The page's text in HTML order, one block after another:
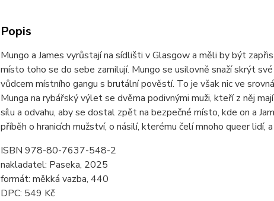
Popis
Mungo a James vyrůstají na sídlišti v Glasgow a měli by být
místo toho se do sebe zamilují. Mungo se usilovně snaží skrýt
vůdcem místního gangu s brutální pověstí. To je však nic ve
Munga na rybářský výlet se dvěma podivnými muži, kteří z něj
sílu a odvahu, aby se dostal zpět na bezpečné místo, kde on a
příběh o hranicích mužství, o násilí, kterému čelí mnoho queer lidí,
ISBN 978-80-7637-548-2
nakladatel: Paseka, 2025
formát: měkká vazba, 440
DPC: 549 Kč